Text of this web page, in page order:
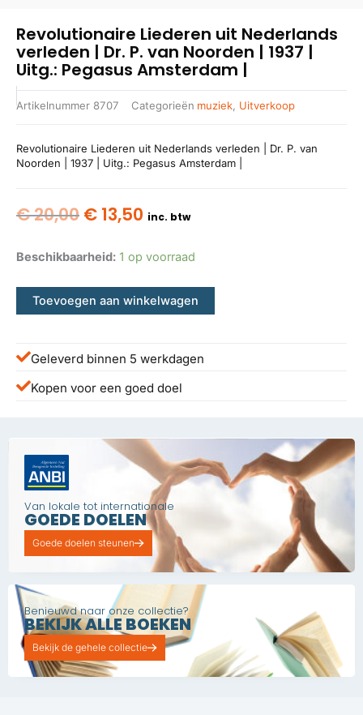
Revolutionaire Liederen uit Nederlands
verleden | Dr. P. van Noorden | 1937 |
Uitg.: Pegasus Amsterdam |
Artikelnummer 8707 Categorieën muziek Uitverkoop
Revolutionaire Liederen uit Nederlands verleden | Dr. P. van
Noorden | 1937 | Uitg.: Pegasus Amsterdam |
€20,00 Oorspronkelijke
was:
€ 13,50 Huidige
is:
inc. btw
Beschikbaarheid: 1 op voorraad
Toevoegen aan winkelwagen
Geleverd binnen 5 werkdagen
Kopen voor een goed doel
Van lokale tot internationale
GOEDE DOELEN
Goede doelen steunen
Benieuwd naar onze collectie?
BEKIJK ALLE BOEKEN
Bekijk de gehele collectie